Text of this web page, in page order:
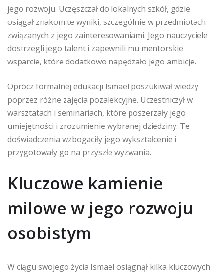
jego rozwoju. Uczęszczał do lokalnych szkół, gdzie
osiągał znakomite wyniki, szczególnie w przedmiotach
związanych z jego zainteresowaniami. Jego nauczyciele
dostrzegli jego talent i zapewnili mu mentorskie
wsparcie, które dodatkowo napędzało jego ambicje.
Oprócz formalnej edukacji Ismael poszukiwał wiedzy
poprzez różne zajęcia pozalekcyjne. Uczestniczył w
warsztatach i seminariach, które poszerzały jego
umiejętności i zrozumienie wybranej dziedziny. Te
doświadczenia wzbogaciły jego wykształcenie i
przygotowały go na przyszłe wyzwania.
Kluczowe kamienie
milowe w jego rozwoju
osobistym
W ciągu swojego życia Ismael osiągnął kilka kluczowych